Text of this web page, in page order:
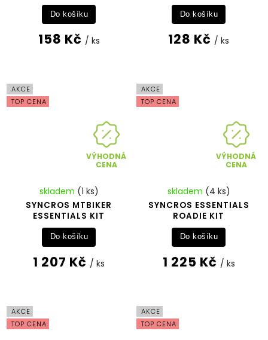
158 Kč / ks
Do košíku
128 Kč / ks
Do košíku
AKCE
TOP CENA
VÝHODNÁ
CENA
SYNCROS MTBIKER
ESSENTIALS KIT
skladem (1 ks)
1 207 Kč / ks
Do košíku
AKCE
TOP CENA
VÝHODNÁ
CENA
SYNCROS ESSENTIALS
ROADIE KIT
skladem (4 ks)
1 225 Kč / ks
Do košíku
AKCE
TOP CENA
AKCE
TOP CENA